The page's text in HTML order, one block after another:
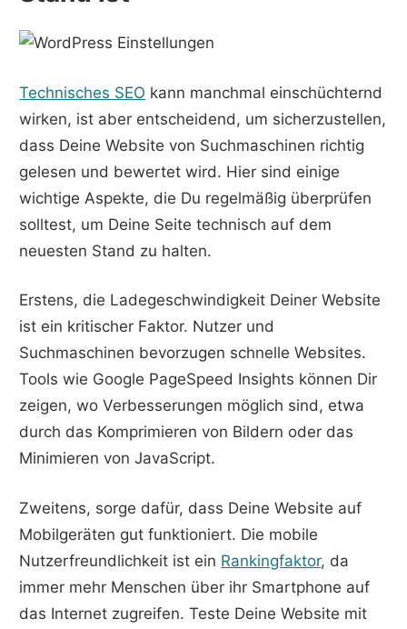
Technisches SEO kann manchmal einschüchternd
wirken, ist aber entscheidend, um sicherzustellen,
dass Deine Website von Suchmaschinen richtig
gelesen und bewertet wird. Hier sind einige
wichtige Aspekte, die Du regelmäßig überprüfen
solltest, um Deine Seite technisch auf dem
neuesten Stand zu halten.
Erstens, die Ladegeschwindigkeit Deiner Website
ist ein kritischer Faktor. Nutzer und
Suchmaschinen bevorzugen schnelle Websites.
Tools wie Google PageSpeed Insights können Dir
zeigen, wo Verbesserungen möglich sind, etwa
durch das Komprimieren von Bildern oder das
Minimieren von JavaScript.
Zweitens, sorge dafür, dass Deine Website auf
Mobilgeräten gut funktioniert. Die mobile
Nutzerfreundlichkeit ist ein Rankingfaktor, da
immer mehr Menschen über ihr Smartphone auf
das Internet zugreifen. Teste Deine Website mit